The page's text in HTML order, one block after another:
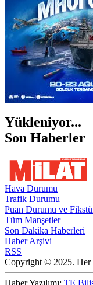
Yükleniyor...
Son Haberler
Hava Durumu
Trafik Durumu
Puan Durumu ve
Tüm Manşetler
Son Dakika Haberleri
Haber Arşivi
RSS
Copyright © 2025. Her
Haber Yazılımı: TE